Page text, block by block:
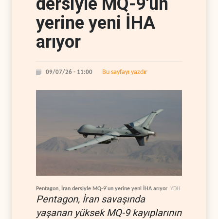
yerine yeni İHA
arıyor
09/07/26 - 11:00 Bu sayfayı yazdır
Pentagon, İran dersiyle MQ-9'un yerine yeni İHA arıyor YDH
Pentagon, İran savaşında
yaşanan yüksek MQ-9 kayıplarının